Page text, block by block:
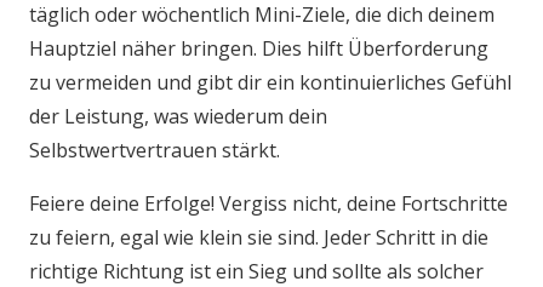
täglich oder wöchentlich Mini-Ziele, die dich deinem
Hauptziel näher bringen. Dies hilft Überforderung
zu vermeiden und gibt dir ein kontinuierliches Gefühl
der Leistung, was wiederum dein
Selbstwertvertrauen stärkt.
Feiere deine Erfolge! Vergiss nicht, deine Fortschritte
zu feiern, egal wie klein sie sind. Jeder Schritt in die
richtige Richtung ist ein Sieg und sollte als solcher